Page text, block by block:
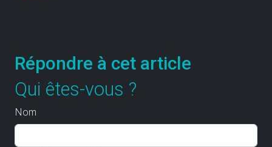
Répondre à cet article
Qui êtes-vous ?
Nom